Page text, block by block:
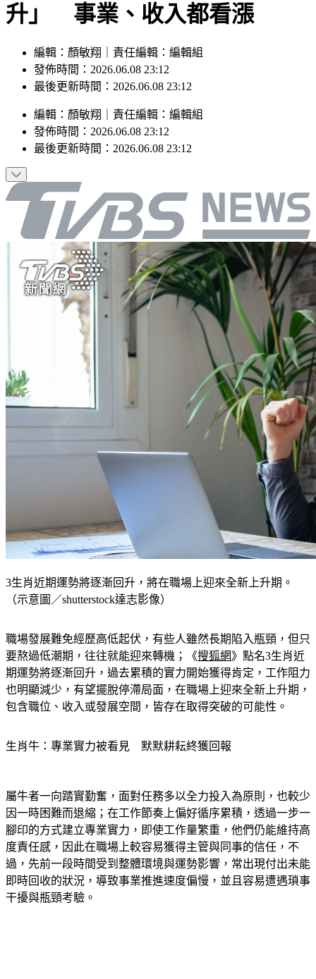
升」 事業、收入都看漲
編輯：顏敏翔｜責任編輯：編輯組
發佈時間：2026.06.08 23:12
最後更新時間：2026.06.08 23:12
編輯 ： 顏敏翔 責任編輯 ： 編輯組
發佈時間： 2026.06.08 23:12
最後更新時間： 2026.06.08 23:12
3生肖近期運勢將逐漸回升，將在職場上迎來全新上升期。
（示意圖／shutterstock達志影像）
職場發展難免經歷高低起伏，有些人雖然長期陷入瓶頸，但只
要熬過低潮期，往往就能迎來轉機；《搜狐網》點名3生肖近
期運勢將逐漸回升，過去累積的實力開始獲得肯定，工作阻力
也明顯減少，有望擺脫停滯局面，在職場上迎來全新上升期，
包含職位、收入或發展空間，皆存在取得突破的可能性。
生肖牛：專業實力被看見　默默耕耘終獲回報
屬牛者一向踏實勤奮，面對任務多以全力投入為原則，也較少
因一時困難而退縮；在工作節奏上偏好循序累積，透過一步一
腳印的方式建立專業實力，即使工作量繁重，他們仍能維持高
度責任感，因此在職場上較容易獲得主管與同事的信任，不
過，先前一段時間受到整體環境與運勢影響，常出現付出未能
即時回收的狀況，導致事業推進速度偏慢，並且容易遭遇瑣事
干擾與瓶頸考驗。